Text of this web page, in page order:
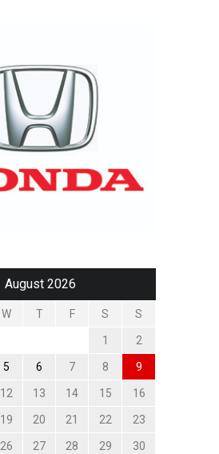
August 2026
W T F S S
1 2
5 6 7 8 9
12 13 14 15 16
19 20 21 22 23
26 27 28 29 30